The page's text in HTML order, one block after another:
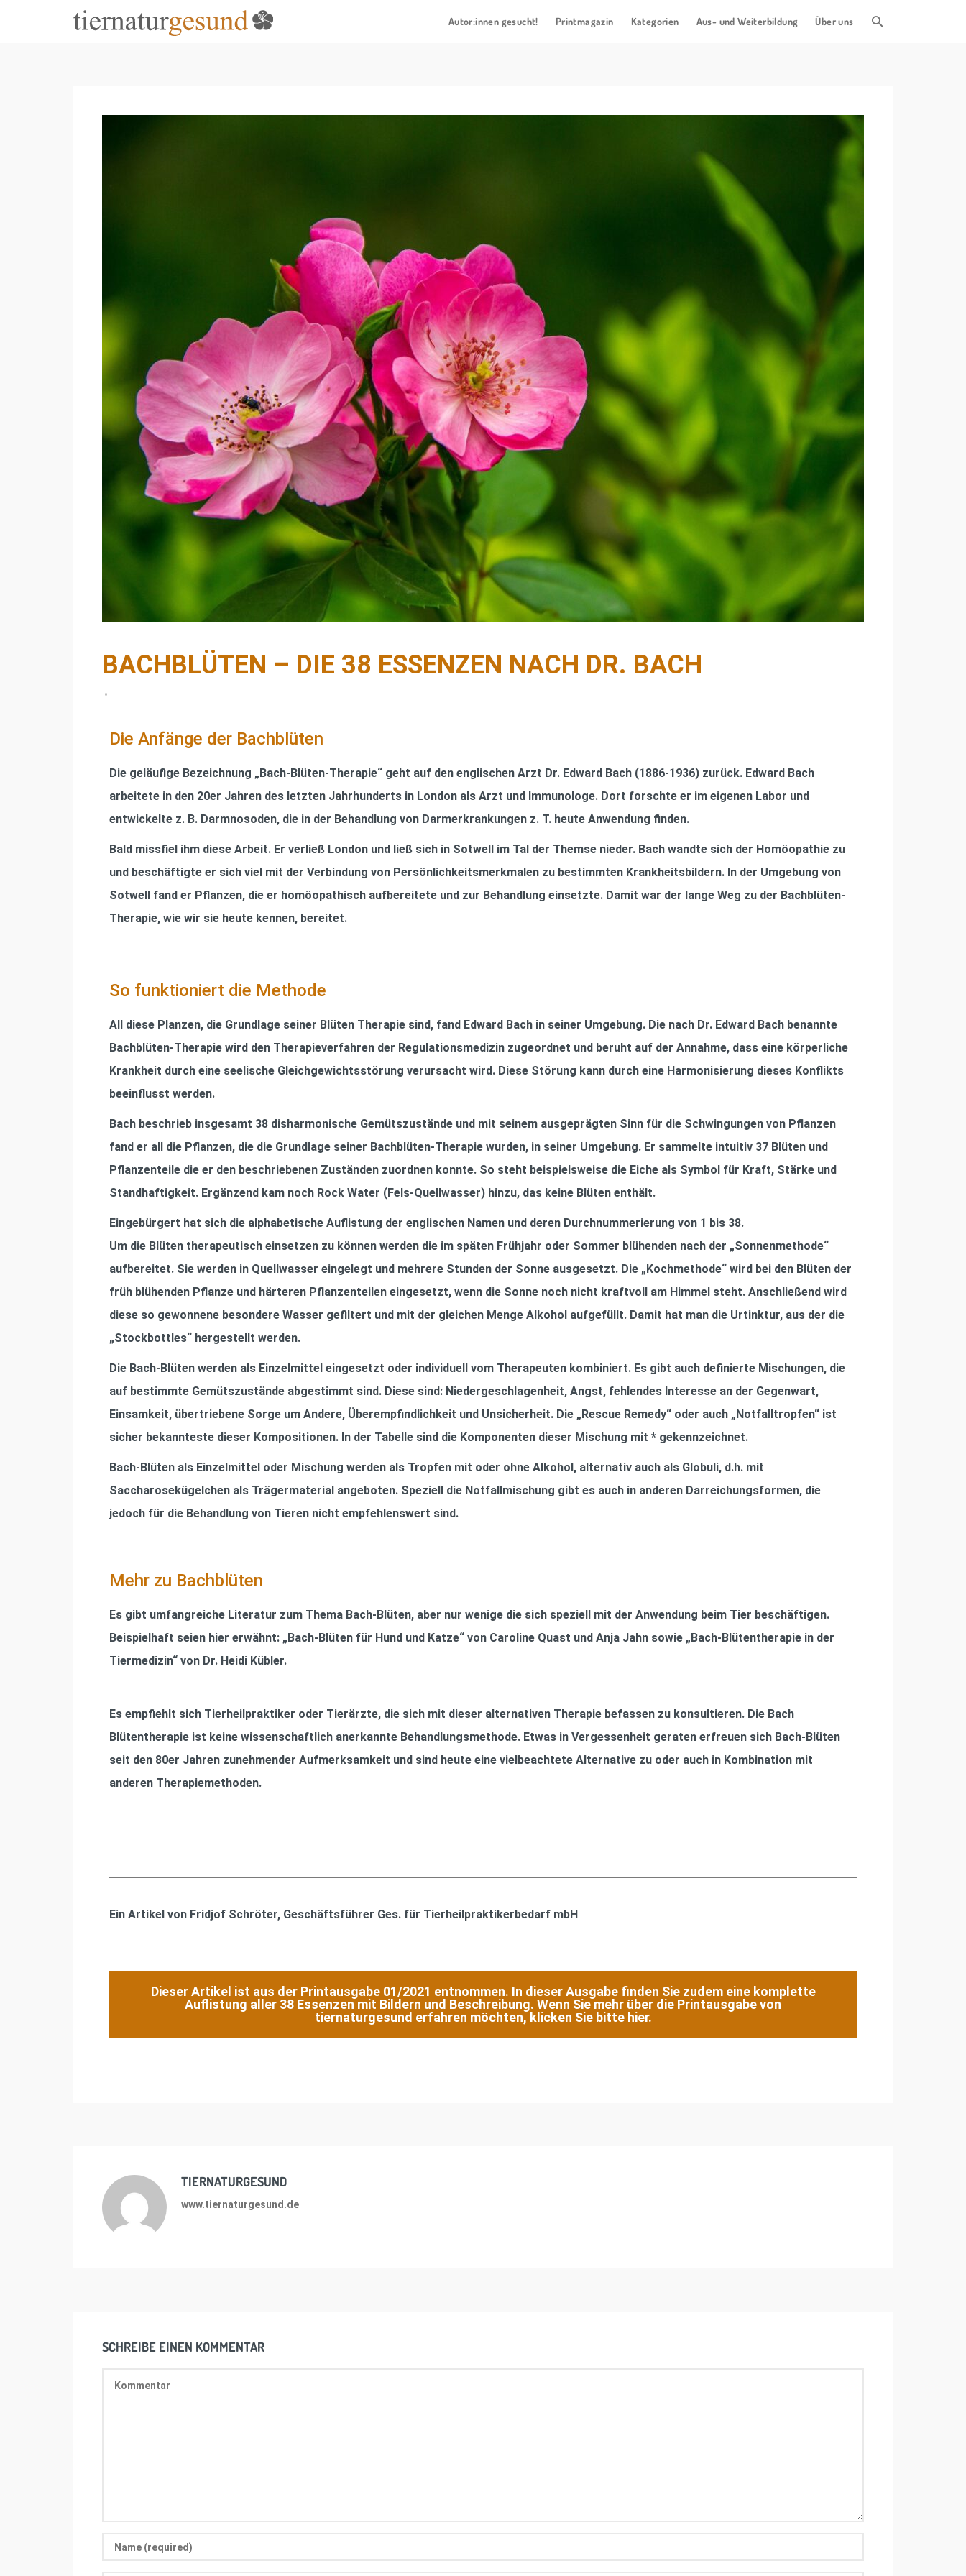
Autor:innen gesucht! Printmagazin Kategorien Aus- und Weiterbildung Über uns
BACHBLÜTEN – DIE 38 ESSENZEN NACH DR. BACH
•
Die Anfänge der Bachblüten
Die geläuﬁge Bezeichnung „Bach-Blüten-Therapie“ geht auf den englischen Arzt Dr. Edward Bach (1886-1936) zurück. Edward Bach
arbeitete in den 20er Jahren des letzten Jahrhunderts in London als Arzt und Immunologe. Dort forschte er im eigenen Labor und
entwickelte z. B. Darmnosoden, die in der Behandlung von Darmerkrankungen z. T. heute Anwendung ﬁnden.
Bald missﬁel ihm diese Arbeit. Er verließ London und ließ sich in Sotwell im Tal der Themse nieder. Bach wandte sich der Homöopathie zu
und beschäftigte er sich viel mit der Verbindung von Persönlichkeitsmerkmalen zu bestimmten Krankheitsbildern. In der Umgebung von
Sotwell fand er Pﬂanzen, die er homöopathisch aufbereitete und zur Behandlung einsetzte. Damit war der lange Weg zu der Bachblüten-
Therapie, wie wir sie heute kennen, bereitet.
So funktioniert die Methode
All diese Planzen, die Grundlage seiner Blüten Therapie sind, fand Edward Bach in seiner Umgebung. Die nach Dr. Edward Bach benannte
Bachblüten-Therapie wird den Therapieverfahren der Regulationsmedizin zugeordnet und beruht auf der Annahme, dass eine körperliche
Krankheit durch eine seelische Gleichgewichtsstörung verursacht wird. Diese Störung kann durch eine Harmonisierung dieses Konﬂikts
beeinﬂusst werden.
Bach beschrieb insgesamt 38 disharmonische Gemütszustände und mit seinem ausgeprägten Sinn für die Schwingungen von Pﬂanzen
fand er all die Pﬂanzen, die die Grundlage seiner Bachblüten-Therapie wurden, in seiner Umgebung. Er sammelte intuitiv 37 Blüten und
Pﬂanzenteile die er den beschriebenen Zuständen zuordnen konnte. So steht beispielsweise die Eiche als Symbol für Kraft, Stärke und
Standhaftigkeit. Ergänzend kam noch Rock Water (Fels-Quellwasser) hinzu, das keine Blüten enthält.
Eingebürgert hat sich die alphabetische Auﬂistung der englischen Namen und deren Durchnummerierung von 1 bis 38.
Um die Blüten therapeutisch einsetzen zu können werden die im späten Frühjahr oder Sommer blühenden nach der „Sonnenmethode“
aufbereitet. Sie werden in Quellwasser eingelegt und mehrere Stunden der Sonne ausgesetzt. Die „Kochmethode“ wird bei den Blüten der
früh blühenden Pﬂanze und härteren Pﬂanzenteilen eingesetzt, wenn die Sonne noch nicht kraftvoll am Himmel steht. Anschließend wird
diese so gewonnene besondere Wasser geﬁltert und mit der gleichen Menge Alkohol aufgefüllt. Damit hat man die Urtinktur, aus der die
„Stockbottles“ hergestellt werden.
Die Bach-Blüten werden als Einzelmittel eingesetzt oder individuell vom Therapeuten kombiniert. Es gibt auch deﬁnierte Mischungen, die
auf bestimmte Gemütszustände abgestimmt sind. Diese sind: Niedergeschlagenheit, Angst, fehlendes Interesse an der Gegenwart,
Einsamkeit, übertriebene Sorge um Andere, Überempﬁndlichkeit und Unsicherheit. Die „Rescue Remedy“ oder auch „Notfalltropfen“ ist
sicher bekannteste dieser Kompositionen. In der Tabelle sind die Komponenten dieser Mischung mit * gekennzeichnet.
Bach-Blüten als Einzelmittel oder Mischung werden als Tropfen mit oder ohne Alkohol, alternativ auch als Globuli, d.h. mit
Saccharosekügelchen als Trägermaterial angeboten. Speziell die Notfallmischung gibt es auch in anderen Darreichungsformen, die
jedoch für die Behandlung von Tieren nicht empfehlenswert sind.
Mehr zu Bachblüten
Es gibt umfangreiche Literatur zum Thema Bach-Blüten, aber nur wenige die sich speziell mit der Anwendung beim Tier beschäftigen.
Beispielhaft seien hier erwähnt: „Bach-Blüten für Hund und Katze“ von Caroline Quast und Anja Jahn sowie „Bach-Blütentherapie in der
Tiermedizin“ von Dr. Heidi Kübler.
Es empﬁehlt sich Tierheilpraktiker oder Tierärzte, die sich mit dieser alternativen Therapie befassen zu konsultieren. Die Bach
Blütentherapie ist keine wissenschaftlich anerkannte Behandlungsmethode. Etwas in Vergessenheit geraten erfreuen sich Bach-Blüten
seit den 80er Jahren zunehmender Aufmerksamkeit und sind heute eine vielbeachtete Alternative zu oder auch in Kombination mit
anderen Therapiemethoden.
Ein Artikel von Fridjof Schröter, Geschäftsführer Ges. für Tierheilpraktikerbedarf mbH
Dieser Artikel ist aus der Printausgabe 01/2021 entnommen. In dieser Ausgabe finden Sie zudem eine komplette
Auflistung aller 38 Essenzen mit Bildern und Beschreibung. Wenn Sie mehr über die Printausgabe von
tiernaturgesund erfahren möchten, klicken Sie bitte hier.
TIERNATURGESUND
www.tiernaturgesund.de
SCHREIBE EINEN KOMMENTAR